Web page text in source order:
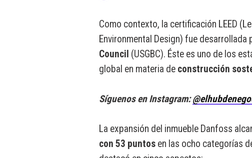
Como contexto, la certificación LEED
Environmental Design) fue desarrollada
Council (USGBC). Éste es uno de los
global en materia de construcción
Síguenos en Instagram:
La expansión del inmueble Danfoss
con 53 puntosen las ocho categorías